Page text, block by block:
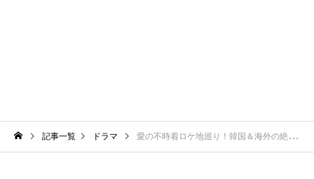
記事一覧 ドラマ 愛の不時着ロケ地巡り！韓国＆海外の絶景スポット大公開